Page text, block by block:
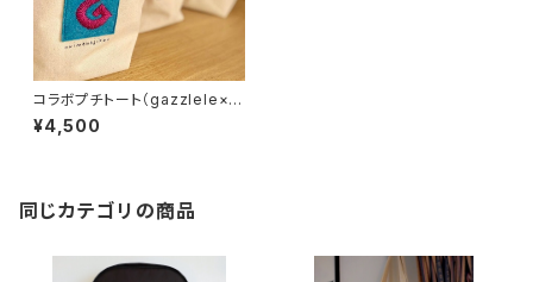
コラボプチトート（gazzlele×ぬ
いものじかん）
¥4,500
同じカテゴリの商品